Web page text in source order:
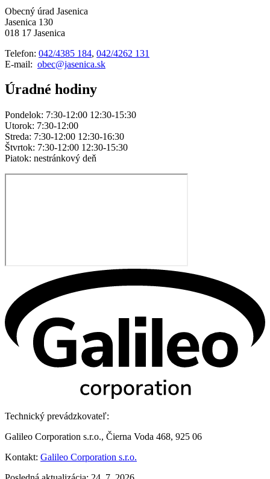
Obecný úrad Jasenica
Jasenica 130
018 17 Jasenica
Telefon: 042/4385 184, 042/4262 131
E-mail: obec@jasenica.sk
Úradné hodiny
Pondelok: 7:30-12:00 12:30-15:30
Utorok: 7:30-12:00
Streda: 7:30-12:00 12:30-16:30
Štvrtok: 7:30-12:00 12:30-15:30
Piatok: nestránkový deň
Technický prevádzkovateľ:
Galileo Corporation s.r.o., Čierna Voda 468, 925 06
Kontakt: Galileo Corporation s.r.o.